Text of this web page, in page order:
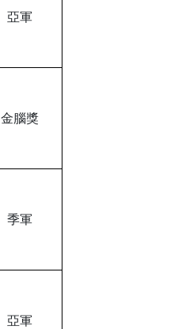
亞軍
金腦獎
季軍
亞軍